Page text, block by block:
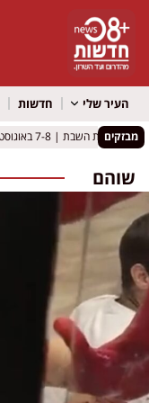
העיר שלי חדשות
מבזקים
2026
2026
שוהם